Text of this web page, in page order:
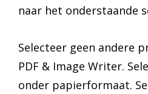
naar het onderstaande
Selecteer geen andere
PDF & Image Writer.
onder papierformaat.